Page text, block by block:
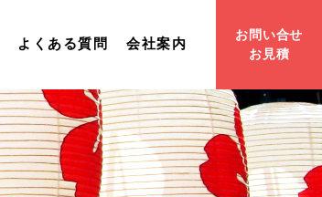
よくある質問 会社案内
お問い合せ
お見積